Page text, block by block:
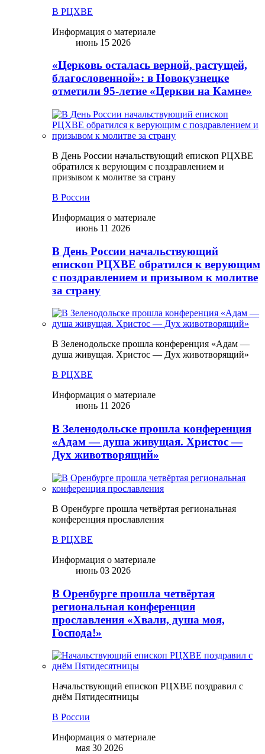
В РЦХВЕ
Информация о материале
июнь 15 2026
«Церковь осталась верной, растущей,
благословенной»: в Новокузнецке
отметили 95-летие «Церкви на Камне»
В День России начальствующий епископ РЦХВЕ
обратился к верующим с поздравлением и
призывом к молитве за страну
В России
Информация о материале
июнь 11 2026
В День России начальствующий
епископ РЦХВЕ обратился к верующим
с поздравлением и призывом к молитве
за страну
В Зеленодольске прошла конференция «Адам —
душа живущая. Христос — Дух животворящий»
В РЦХВЕ
Информация о материале
июнь 11 2026
В Зеленодольске прошла конференция
«Адам — душа живущая. Христос —
Дух животворящий»
В Оренбурге прошла четвёртая региональная
конференция прославления
В РЦХВЕ
Информация о материале
июнь 03 2026
В Оренбурге прошла четвёртая
региональная конференция
прославления «Хвали, душа моя,
Господа!»
Начальствующий епископ РЦХВЕ поздравил с
днём Пятидесятницы
В России
Информация о материале
мая 30 2026